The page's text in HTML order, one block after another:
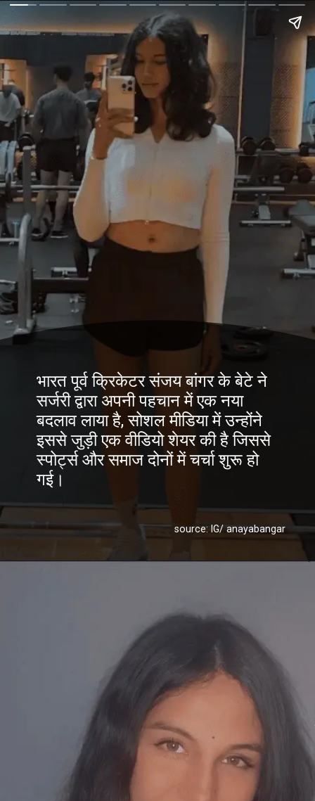
भारत पूर्व क्रिकेटर संजय बांगर के बेटे ने
सर्जरी द्वारा अपनी पहचान में एक नया
बदलाव लाया है, सोशल मीडिया में उन्होंने
इससे जुड़ी एक वीडियो शेयर की है जिससे
स्पोर्ट्स और समाज दोनों में चर्चा शुरू हो
गई।
source: IG/ anayabangar